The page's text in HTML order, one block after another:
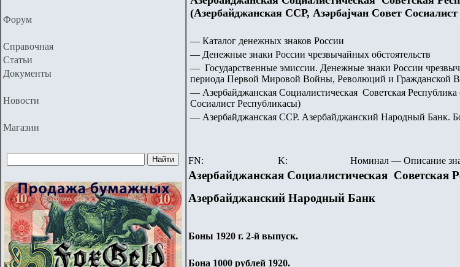
Форум
Справочная
Статьи
Документы
Новости
Магазин
(Азербайджанская ССР, Азәрбајҹан Совет
— Каталог денежных знаков России
— Денежные знаки России чрезвычайных обстоятельств
— Государственные эмиссии. Денежные знаки России
периода Первой Мировой Войны, Революций и Гражданской
— Азербайджанская Социалистическая Советская Республика
Сосиалист Республикасы)
— Азербайджанская ССР. Азербайджанский Народный Банк.
FN:
K: Номинал — Описание
Азербайджанская Социалистическая Советская
Азербайджанский Народный Банк
Боны 1920 г. 2-й выпуск.
Бона 1000 рублей 1920.